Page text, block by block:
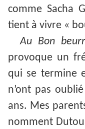
comme Sacha
tient à vivre «
Au Bon
provoque un
qui se termine
n’ont pas
ans. Mes
nomment